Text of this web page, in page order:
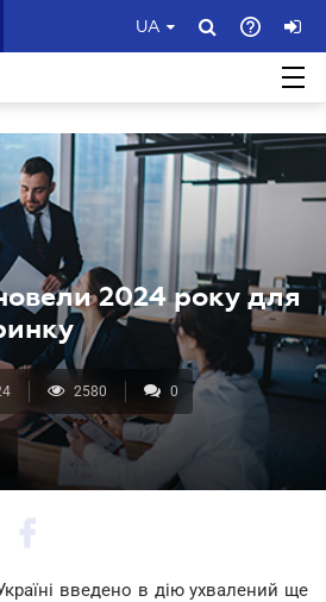
UA
2024 року для
2580 0
введено в дію ухвалений ще